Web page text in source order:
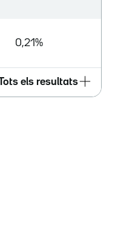
0,21%
Tots els resultats